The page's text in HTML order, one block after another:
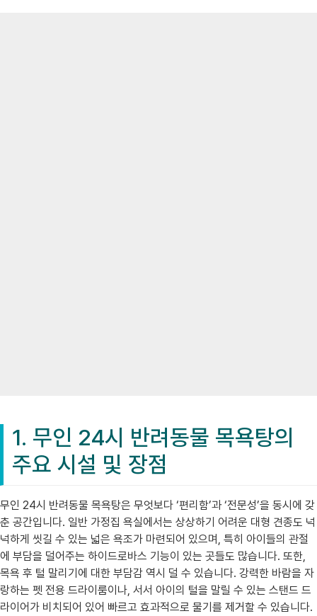
1. 무인 24시 반려동물 목욕탕의
주요 시설 및 장점
무인 24시 반려동물 목욕탕은 무엇보다 ‘편리함’과 ‘전문성’을 동시에 갖
춘 공간입니다. 일반 가정집 욕실에서는 상상하기 어려운 대형 견종도 넉
넉하게 씻길 수 있는 넓은 욕조가 마련되어 있으며, 특히 아이들의 관절
에 부담을 덜어주는 하이드로바스 기능이 있는 곳들도 많습니다. 또한,
목욕 후 털 말리기에 대한 부담감 역시 덜 수 있습니다. 강력한 바람을 자
랑하는 펫 전용 드라이룸이나, 서서 아이의 털을 말릴 수 있는 스탠드 드
라이어가 비치되어 있어 빠르고 효과적으로 물기를 제거할 수 있습니다.